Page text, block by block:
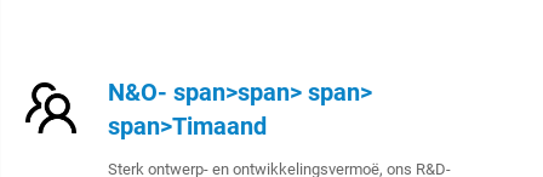
N&O- span>span> span>
span>Timaand
Sterk ontwerp- en ontwikkelingsvermoë, ons R&D-